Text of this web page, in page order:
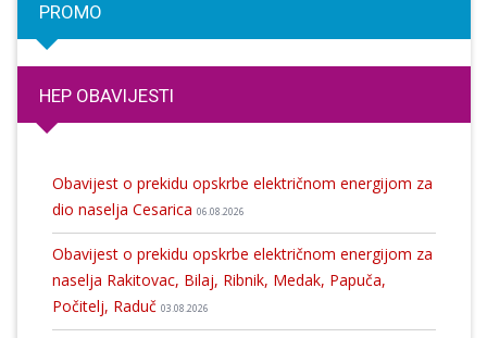
PROMO
HEP OBAVIJESTI
Obavijest o prekidu opskrbe električnom energijom za
dio naselja Cesarica 06.08.2026
Obavijest o prekidu opskrbe električnom energijom za
naselja Rakitovac, Bilaj, Ribnik, Medak, Papuča,
Počitelj, Raduč 03.08.2026